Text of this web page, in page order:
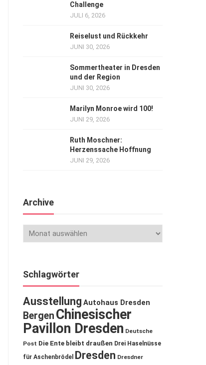
Challenge
JULI 6, 2026
Reiselust und Rückkehr
JUNI 30, 2026
Sommertheater in Dresden
und der Region
JUNI 30, 2026
Marilyn Monroe wird 100!
JUNI 29, 2026
Ruth Moschner:
Herzenssache Hoffnung
JUNI 29, 2026
Archive
Schlagwörter
Ausstellung Autohaus Dresden
Bergen Chinesischer
Pavillon Dresden Deutsche
Post Die Ente bleibt draußen Drei Haselnüsse
für Aschenbrödel
Dresden Dresdner